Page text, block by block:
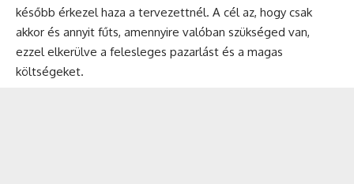
később érkezel haza a tervezettnél. A cél az, hogy csak
akkor és annyit fűts, amennyire valóban szükséged van,
ezzel elkerülve a felesleges pazarlást és a magas
költségeket.